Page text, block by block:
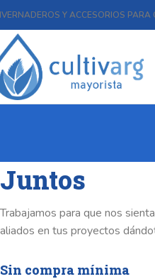
Y ACCESORIOS PARA
Juntos
Trabajamos para que nos
aliados en tus proyectos
Sin compra mínima